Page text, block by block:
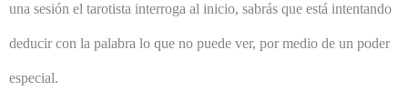
una sesión el tarotista interroga al inicio, sabrás que está intentando
deducir con la palabra lo que no puede ver, por medio de un poder
especial.